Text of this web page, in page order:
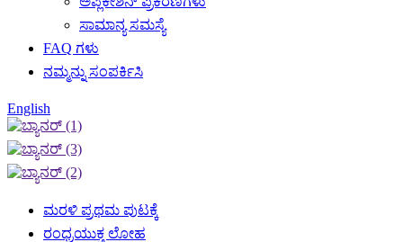
ಸಾಮಾನ್ಯ ಸಮಸ್ಯೆ
FAQ ಗಳು
ನಮ್ಮನ್ನು ಸಂಪರ್ಕಿಸಿ
English
ಮರಳಿ ಪ್ರಥಮ ಪುಟಕ್ಕೆ
ರಂಧ್ರಯುಕ್ತ ಲೋಹ